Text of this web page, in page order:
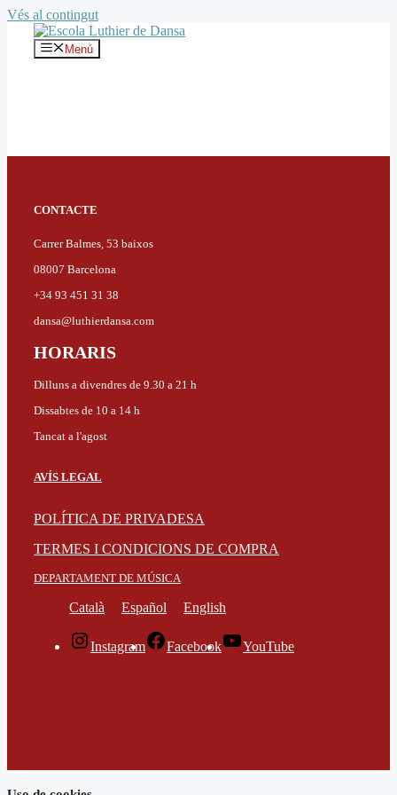
Vés al contingut
Menú
CONTACTE
Carrer Balmes, 53 baixos
08007 Barcelona
+34 93 451 31 38
dansa@luthierdansa.com
HORARIS
Dilluns a divendres de 9.30 a 21 h
Dissabtes de 10 a 14 h
Tancat a l'agost
AVÍS LEGAL
POLÍTICA DE PRIVADESA
TERMES I CONDICIONS DE COMPRA
DEPARTAMENT DE MÚSICA
Català Español English
Instagram Facebook YouTube